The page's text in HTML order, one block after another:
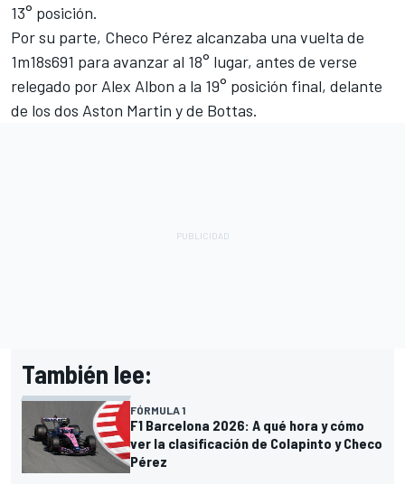
13° posición.
Por su parte, Checo Pérez alcanzaba una vuelta de
1m18s691 para avanzar al 18° lugar, antes de verse
relegado por Alex Albon a la 19° posición final, delante
de los dos Aston Martin y de Bottas.
También lee:
FÓRMULA 1
F1 Barcelona 2026: A qué hora y cómo
ver la clasificación de Colapinto y Checo
Pérez